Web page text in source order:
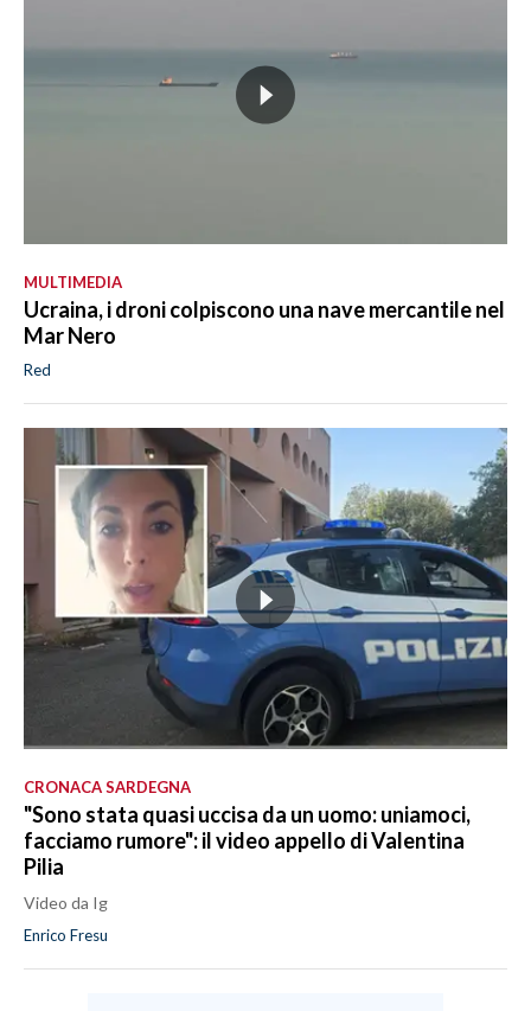
MULTIMEDIA
Ucraina, i droni colpiscono una nave mercantile nel
Mar Nero
Red
CRONACA SARDEGNA
"Sono stata quasi uccisa da un uomo: uniamoci,
facciamo rumore": il video appello di Valentina
Pilia
Video da Ig
Enrico Fresu